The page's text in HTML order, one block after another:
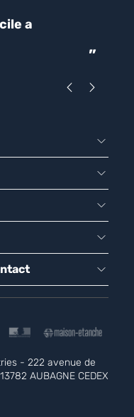
”
- 222 avenue de
AUBAGNE CEDEX